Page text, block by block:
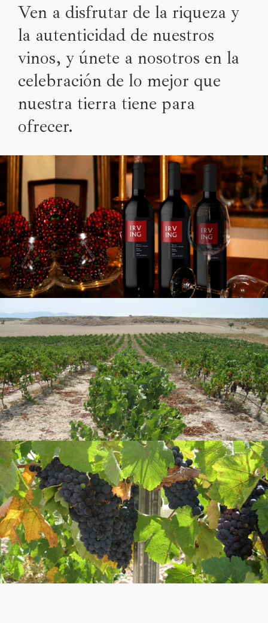
Ven a disfrutar de la riqueza y
la autenticidad de nuestros
vinos, y únete a nosotros en la
celebración de lo mejor que
nuestra tierra tiene para
ofrecer.